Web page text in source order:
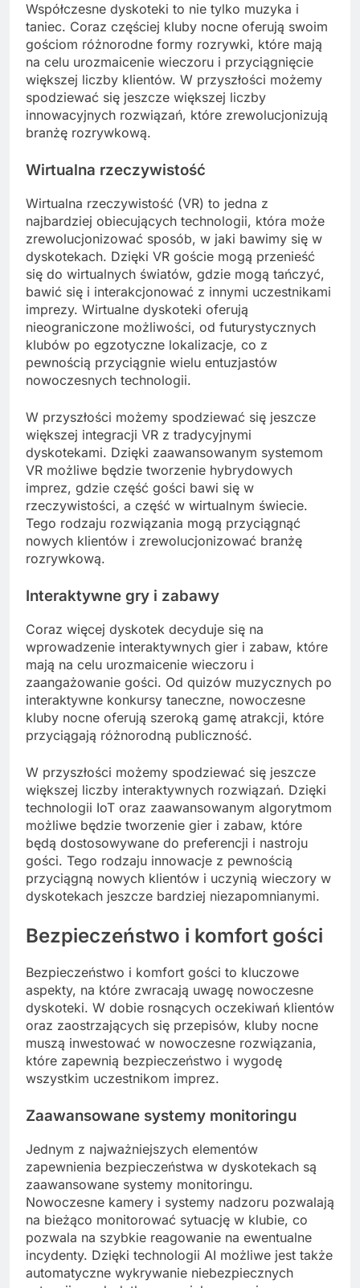
Współczesne dyskoteki to nie tylko muzyka i
taniec. Coraz częściej kluby nocne oferują swoim
gościom różnorodne formy rozrywki, które mają
na celu urozmaicenie wieczoru i przyciągnięcie
większej liczby klientów. W przyszłości możemy
spodziewać się jeszcze większej liczby
innowacyjnych rozwiązań, które zrewolucjonizują
branżę rozrywkową.
Wirtualna rzeczywistość
Wirtualna rzeczywistość (VR) to jedna z
najbardziej obiecujących technologii, która może
zrewolucjonizować sposób, w jaki bawimy się w
dyskotekach. Dzięki VR goście mogą przenieść
się do wirtualnych światów, gdzie mogą tańczyć,
bawić się i interakcjonować z innymi uczestnikami
imprezy. Wirtualne dyskoteki oferują
nieograniczone możliwości, od futurystycznych
klubów po egzotyczne lokalizacje, co z
pewnością przyciągnie wielu entuzjastów
nowoczesnych technologii.
W przyszłości możemy spodziewać się jeszcze
większej integracji VR z tradycyjnymi
dyskotekami. Dzięki zaawansowanym systemom
VR możliwe będzie tworzenie hybrydowych
imprez, gdzie część gości bawi się w
rzeczywistości, a część w wirtualnym świecie.
Tego rodzaju rozwiązania mogą przyciągnąć
nowych klientów i zrewolucjonizować branżę
rozrywkową.
Interaktywne gry i zabawy
Coraz więcej dyskotek decyduje się na
wprowadzenie interaktywnych gier i zabaw, które
mają na celu urozmaicenie wieczoru i
zaangażowanie gości. Od quizów muzycznych po
interaktywne konkursy taneczne, nowoczesne
kluby nocne oferują szeroką gamę atrakcji, które
przyciągają różnorodną publiczność.
W przyszłości możemy spodziewać się jeszcze
większej liczby interaktywnych rozwiązań. Dzięki
technologii IoT oraz zaawansowanym algorytmom
możliwe będzie tworzenie gier i zabaw, które
będą dostosowywane do preferencji i nastroju
gości. Tego rodzaju innowacje z pewnością
przyciągną nowych klientów i uczynią wieczory w
dyskotekach jeszcze bardziej niezapomnianymi.
Bezpieczeństwo i komfort gości
Bezpieczeństwo i komfort gości to kluczowe
aspekty, na które zwracają uwagę nowoczesne
dyskoteki. W dobie rosnących oczekiwań klientów
oraz zaostrzających się przepisów, kluby nocne
muszą inwestować w nowoczesne rozwiązania,
które zapewnią bezpieczeństwo i wygodę
wszystkim uczestnikom imprez.
Zaawansowane systemy monitoringu
Jednym z najważniejszych elementów
zapewnienia bezpieczeństwa w dyskotekach są
zaawansowane systemy monitoringu.
Nowoczesne kamery i systemy nadzoru pozwalają
na bieżąco monitorować sytuację w klubie, co
pozwala na szybkie reagowanie na ewentualne
incydenty. Dzięki technologii AI możliwe jest także
automatyczne wykrywanie niebezpiecznych